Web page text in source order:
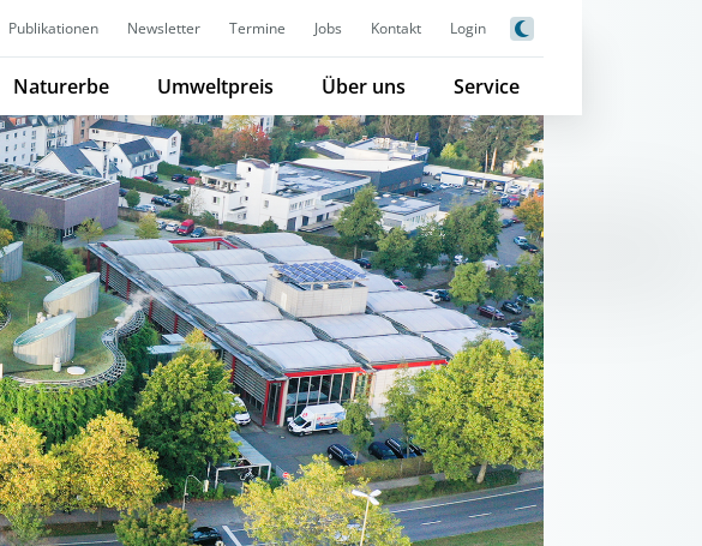
Publikationen Newsletter Termine Jobs Kontakt Login
Naturerbe Umweltpreis Über uns Service